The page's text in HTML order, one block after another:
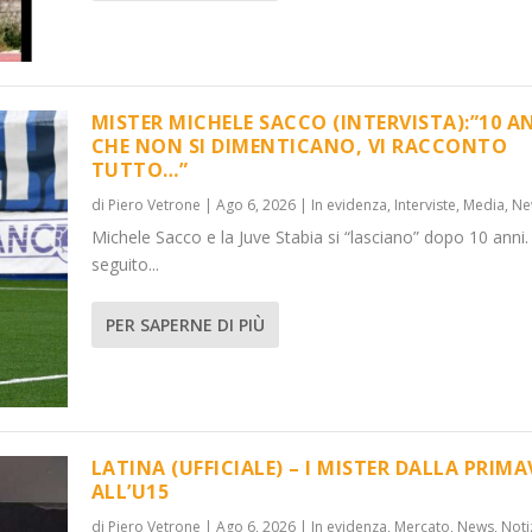
ANNI C...
Media,News
PRIMAVER...
,Notizie
MISTER MICHELE SACCO (INTERVISTA):”10
CHE NON SI DIMENTICANO, VI RACCONTO
TUTTO…”
di Piero Vetrone | Ago 6, 2026| In evidenza, Interviste, Media,
Michele Sacco e la Juve Stabia si “lasciano” dopo 10
seguito...
PER SAPERNE DI PIÙ
LATINA (UFFICIALE) – I MISTER DALLA
ALL’U15
di Piero Vetrone | Ago 6, 2026| In evidenza, Mercato, News,